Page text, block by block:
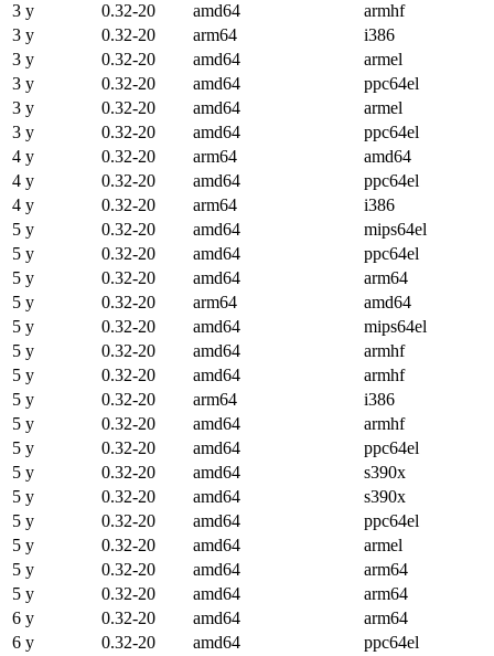
3 y
0.32-20 amd64
armhf
3 y
0.32-20 arm64
i386
3 y
0.32-20 amd64
armel
3 y
0.32-20 amd64
ppc64el
3 y
0.32-20 amd64
armel
3 y
0.32-20 amd64
ppc64el
4 y
0.32-20 arm64
amd64
4 y
0.32-20 amd64
ppc64el
4 y
0.32-20 arm64
i386
5 y
0.32-20 amd64
mips64el
5 y
0.32-20 amd64
ppc64el
5 y
0.32-20 amd64
arm64
5 y
0.32-20 arm64
amd64
5 y
0.32-20 amd64
mips64el
5 y
0.32-20 amd64
armhf
5 y
0.32-20 amd64
armhf
5 y
0.32-20 arm64
i386
5 y
0.32-20 amd64
armhf
5 y
0.32-20 amd64
ppc64el
5 y
0.32-20 amd64
s390x
5 y
0.32-20 amd64
s390x
5 y
0.32-20 amd64
ppc64el
5 y
0.32-20 amd64
armel
5 y
0.32-20 amd64
arm64
5 y
0.32-20 amd64
arm64
6 y
0.32-20 amd64
arm64
6 y
0.32-20 amd64
ppc64el